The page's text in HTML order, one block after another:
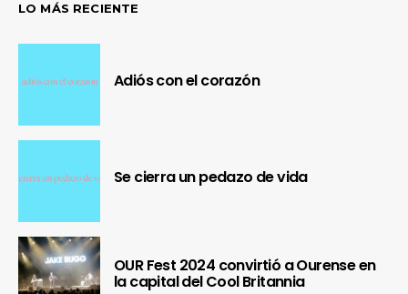
LO MÁS RECIENTE
Adiós con el corazón
Se cierra un pedazo de vida
OUR Fest 2024 convirtió a Ourense en
la capital del Cool Britannia